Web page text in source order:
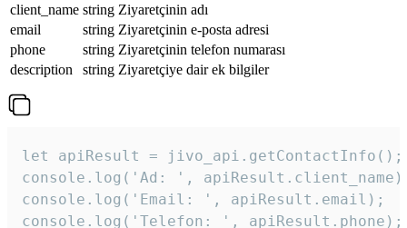
client_name string Ziyaretçinin adı
email
string Ziyaretçinin e-posta adresi
phone
string Ziyaretçinin telefon numarası
description
string Ziyaretçiye dair ek bilgiler
let apiResult = jivo_api.getContactInfo();
console.log('Ad: ',
console.log('Email: ', apiResult.email);
console.log('Telefon: ', apiResult.phone);